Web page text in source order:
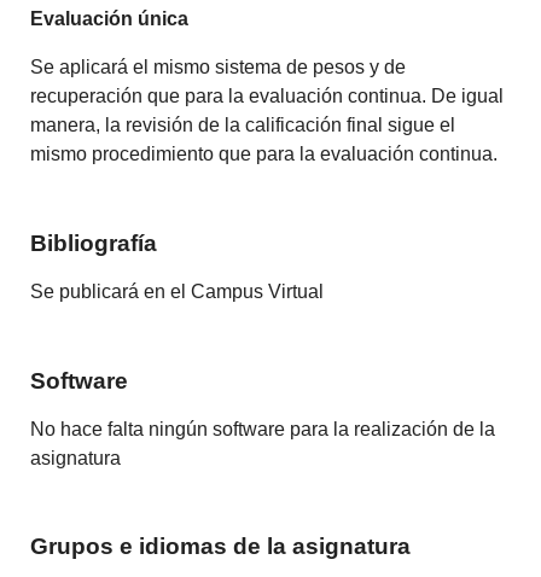
Evaluación única
Se aplicará el mismo sistema de pesos y de
recuperación que para la evaluación continua. De igual
manera, la revisión de la calificación final sigue el
mismo procedimiento que para la evaluación continua.
Bibliografía
Se publicará en el Campus Virtual
Software
No hace falta ningún software para la realización de la
asignatura
Grupos e idiomas de la asignatura